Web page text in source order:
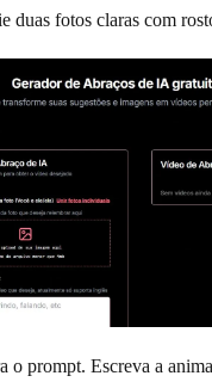
duas fotos claras com
o prompt. Escreva a